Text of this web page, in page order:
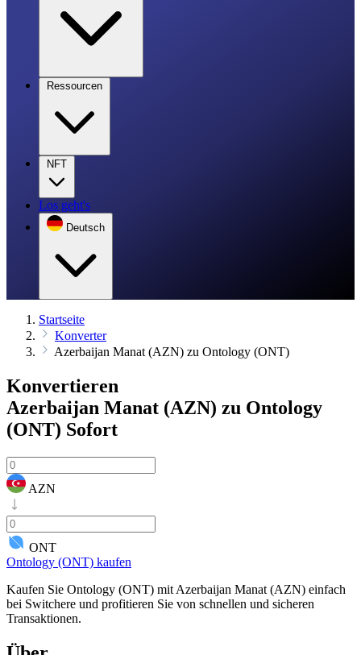
Ressourcen
NFT
Los geht's
Deutsch
Startseite
Konverter
Azerbaijan Manat (AZN) zu Ontology (ONT)
Konvertieren
Azerbaijan Manat (AZN) zu Ontology
(ONT) Sofort
AZN
ONT
Ontology (ONT) kaufen
Kaufen Sie Ontology (ONT) mit Azerbaijan Manat (AZN) einfach
bei Switchere und profitieren Sie von schnellen und sicheren
Transaktionen.